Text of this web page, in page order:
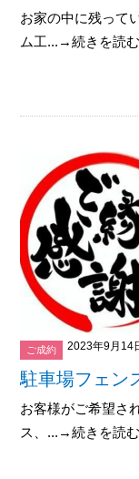
お家の中に残って
ム工...→続きを読む
ご成約 2023年9月14
駐車場フェン
お客様がご希望さ
ス、...→続きを読む